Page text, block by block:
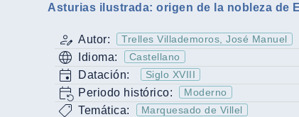
Asturias ilustrada: origen de la nobleza de
Autor: Trelles Villademoros, José Manuel
Idioma: Castellano
Datación: Siglo XVIII
Periodo histórico: Moderno
Temática: Marquesado de Villel